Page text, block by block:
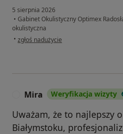
5 sierpnia 2026
• Gabinet Okulistyczny Optimex
okulistyczna
• w opinii użytkownika Martyna
zgłoś nadużycie
Mira Weryfikacja wizyty
Uważam, że to najlepszy
Białymstoku,